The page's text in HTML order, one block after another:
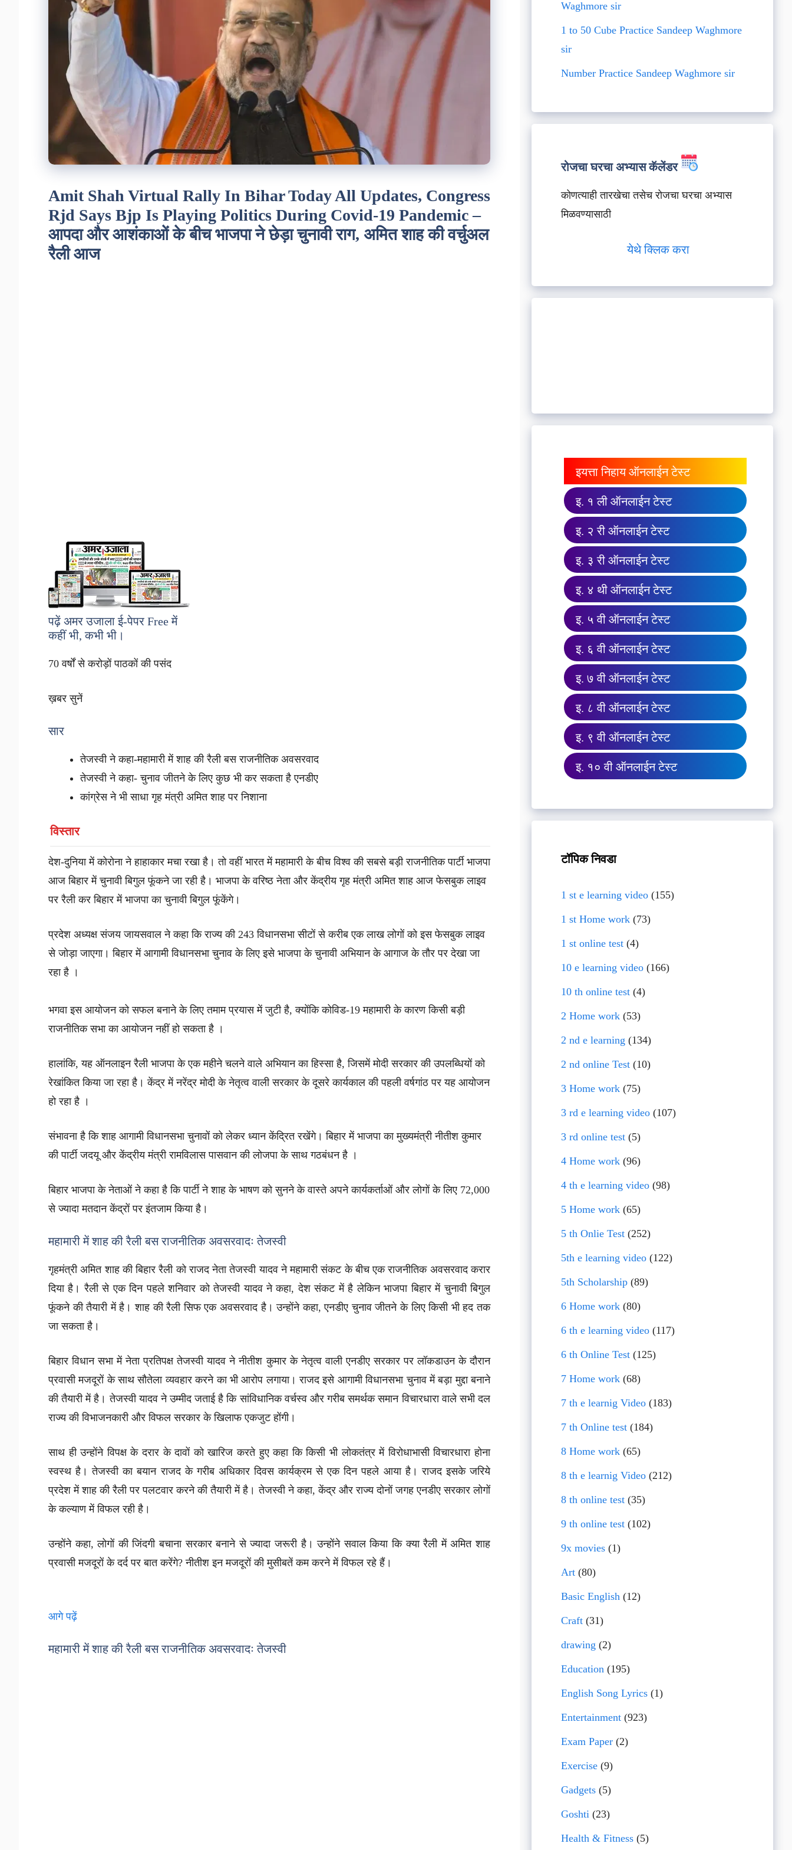
Amit Shah Virtual Rally In Bihar Today All Updates, Congress
Rjd Says Bjp Is Playing Politics During Covid-19 Pandemic –
आपदा और आशंकाओं के बीच भाजपा ने छेड़ा चुनावी राग, अमित शाह की वर्चुअल
रैली आज
पढ़ें अमर उजाला ई-पेपर Freeमें
कहीं भी, कभी भी।
70 वर्षों से करोड़ों पाठकों की पसंद
ख़बर सुनें
सार
तेजस्वी ने कहा-महामारी में शाह की रैली बस राजनीतिक अवसरवाद
तेजस्वी ने कहा- चुनाव जीतने के लिए कुछ भी कर सकता है एनडीए
कांग्रेस ने भी साधा गृह मंत्री अमित शाह पर निशाना
विस्तार
देश-दुनिया में कोरोना ने हाहाकार मचा रखा है। तो वहीं भारत में महामारी के बीच विश्व की सबसे बड़ी राजनीतिक पार्टी भाजपा
आज बिहार में चुनावी बिगुल फूंकने जा रही है। भाजपा के वरिष्ठ नेता और केंद्रीय गृह मंत्री अमित शाह आज फेसबुक लाइव
पर रैली कर बिहार में भाजपा का चुनावी बिगुल फूंकेंगे।
प्रदेश अध्यक्ष संजय जायसवाल ने कहा कि राज्य की 243 विधानसभा सीटों से करीब एक लाख लोगों को इस फेसबुक लाइव
से जोड़ा जाएगा। बिहार में आगामी विधानसभा चुनाव के लिए इसे भाजपा के चुनावी अभियान के आगाज के तौर पर देखा जा
रहा है ।
भगवा इस आयोजन को सफल बनाने के लिए तमाम प्रयास में जुटी है, क्योंकि कोविड-19 महामारी के कारण किसी बड़ी
राजनीतिक सभा का आयोजन नहीं हो सकता है ।
हालांकि, यह ऑनलाइन रैली भाजपा के एक महीने चलने वाले अभियान का हिस्सा है, जिसमें मोदी सरकार की उपलब्धियों को
रेखांकित किया जा रहा है। केंद्र में नरेंद्र मोदी के नेतृत्व वाली सरकार के दूसरे कार्यकाल की पहली वर्षगांठ पर यह आयोजन
हो रहा है ।
संभावना है कि शाह आगामी विधानसभा चुनावों को लेकर ध्यान केंद्रित रखेंगे। बिहार में भाजपा का मुख्यमंत्री नीतीश कुमार
की पार्टी जदयू और केंद्रीय मंत्री रामविलास पासवान की लोजपा के साथ गठबंधन है ।
बिहार भाजपा के नेताओं ने कहा है कि पार्टी ने शाह के भाषण को सुनने के वास्ते अपने कार्यकर्ताओं और लोगों के लिए 72,000
से ज्यादा मतदान केंद्रों पर इंतजाम किया है।
महामारी में शाह की रैली बस राजनीतिक अवसरवादः तेजस्वी
गृहमंत्री अमित शाह की बिहार रैली को राजद नेता तेजस्वी यादव ने महामारी संकट के बीच एक राजनीतिक अवसरवाद करार
दिया है। रैली से एक दिन पहले शनिवार को तेजस्वी यादव ने कहा, देश संकट में है लेकिन भाजपा बिहार में चुनावी बिगुल
फूंकने की तैयारी में है। शाह की रैली सिफ एक अवसरवाद है। उन्होंने कहा, एनडीए चुनाव जीतने के लिए किसी भी हद तक
जा सकता है।
बिहार विधान सभा में नेता प्रतिपक्ष तेजस्वी यादव ने नीतीश कुमार के नेतृत्व वाली एनडीए सरकार पर लॉकडाउन के दौरान
प्रवासी मजदूरों के साथ सौतेला व्यवहार करने का भी आरोप लगाया। राजद इसे आगामी विधानसभा चुनाव में बड़ा मुद्दा बनाने
की तैयारी में है। तेजस्वी यादव ने उम्मीद जताई है कि सांविधानिक वर्चस्व और गरीब समर्थक समान विचारधारा वाले सभी दल
राज्य की विभाजनकारी और विफल सरकार के खिलाफ एकजुट होंगी।
साथ ही उन्होंने विपक्ष के दरार के दावों को खारिज करते हुए कहा कि किसी भी लोकतंत्र में विरोधाभासी विचारधारा होना
स्वस्थ है। तेजस्वी का बयान राजद के गरीब अधिकार दिवस कार्यक्रम से एक दिन पहले आया है। राजद इसके जरिये
प्रदेश में शाह की रैली पर पलटवार करने की तैयारी में है। तेजस्वी ने कहा, केंद्र और राज्य दोनों जगह एनडीए सरकार लोगों
के कल्याण में विफल रही है।
उन्होंने कहा, लोगों की जिंदगी बचाना सरकार बनाने से ज्यादा जरूरी है। उन्होंने सवाल किया कि क्या रैली में अमित शाह
प्रवासी मजदूरों के दर्द पर बात करेंगे? नीतीश इन मजदूरों की मुसीबतें कम करने में विफल रहे हैं।
आगे पढ़ें
महामारी में शाह की रैली बस राजनीतिक अवसरवादः तेजस्वी
Waghmore sir
1 to 50 Cube Practice Sandeep Waghmore
sir
Number Practice Sandeep Waghmore sir
रोजचा घरचा अभ्यास कॅलेंडर
कोणत्याही तारखेचा तसेच रोजचा घरचा अभ्यास
मिळवण्यासाठी
येथे क्लिक करा
इयत्ता निहाय ऑनलाईन टेस्ट
इ. १ ली ऑनलाईन टेस्ट
इ. २ री ऑनलाईन टेस्ट
इ. ३ री ऑनलाईन टेस्ट
इ. ४ थी ऑनलाईन टेस्ट
इ. ५ वी ऑनलाईन टेस्ट
इ. ६ वी ऑनलाईन टेस्ट
इ. ७ वी ऑनलाईन टेस्ट
इ. ८ वी ऑनलाईन टेस्ट
इ. ९ वी ऑनलाईन टेस्ट
इ. १० वी ऑनलाईन टेस्ट
टॉपिक निवडा
1 st e learning video (155)
1 st Home work (73)
1 st online test (4)
10 e learning video (166)
10 th online test (4)
2 Home work (53)
2 nd e learning (134)
2 nd online Test (10)
3 Home work (75)
3 rd e learning video (107)
3 rd online test (5)
4 Home work (96)
4 th e learning video (98)
5 Home work (65)
5 th Onlie Test (252)
5th e learning video (122)
5th Scholarship (89)
6 Home work (80)
6 th e learning video (117)
6 th Online Test (125)
7 Home work (68)
7 th e learnig Video (183)
7 th Online test (184)
8 Home work (65)
8 th e learnig Video (212)
8 th online test (35)
9 th online test (102)
9x movies (1)
Art (80)
Basic English (12)
Craft (31)
drawing (2)
Education (195)
English Song Lyrics (1)
Entertainment (923)
Exam Paper (2)
Exercise (9)
Gadgets (5)
Goshti (23)
Health & Fitness (5)